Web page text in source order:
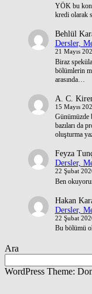
YÖK bu
kredi olarak
Behlül
Dersler,
21 Mayıs
Biraz
bölümlerin
arasında…
A. C.
15 Mayıs
Günümüzde
bazıları da
oluşturma
Feyza
Dersler,
22 Şubat
Ben
Hakan
Dersler,
22 Şubat
Bu bölümü
Ara
WordPress Theme: